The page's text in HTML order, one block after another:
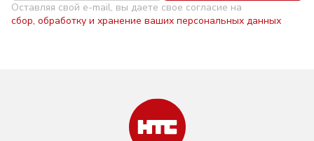
Оставляя свой e-mail, вы даете свое согласие на
сбор, обработку и хранение ваших персональных данных